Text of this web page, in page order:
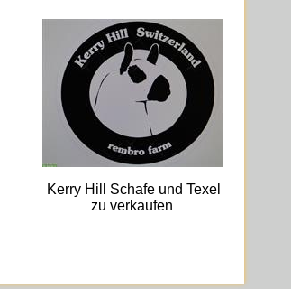
Kerry Hill Schafe und Texel
zu verkaufen